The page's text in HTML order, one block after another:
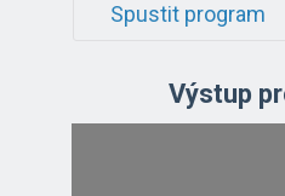
Spustit program
Výstup